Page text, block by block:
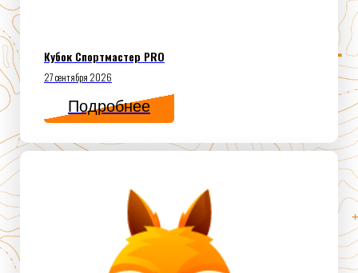
Кубок Спортмастер PRO
27 сентября 2026